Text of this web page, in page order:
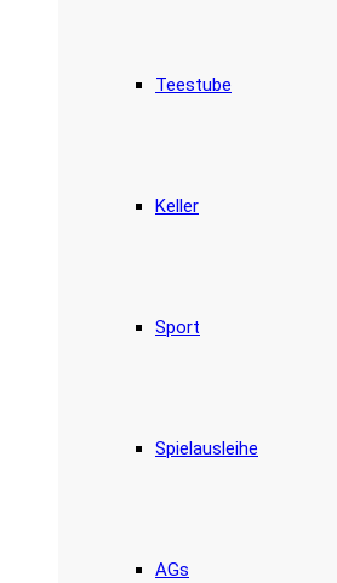
Teestube
Keller
Sport
Spielausleihe
AGs